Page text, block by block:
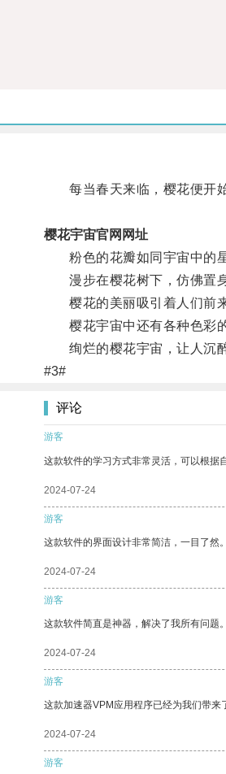
每当春天来临，樱花便开始
樱花宇宙官网网址
粉色的花瓣如同宇宙中的星
漫步在樱花树下，仿佛置身
樱花的美丽吸引着人们前来
樱花宇宙中还有各种色彩的
绚烂的樱花宇宙，让人沉醉
#3#
评论
游客
这款软件的学习方式非常灵活，可以根据
2024-07-24
游客
这款软件的界面设计非常简洁，一目了然。
2024-07-24
游客
这款软件简直是神器，解决了我所有问题。
2024-07-24
游客
这款加速器VPM应用程序已经为我们带来
2024-07-24
游客